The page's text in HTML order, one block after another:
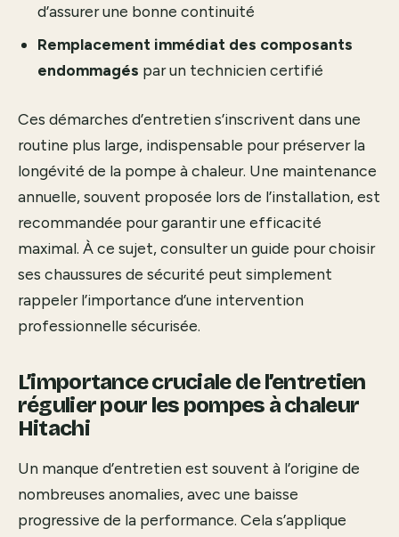
d’assurer une bonne continuité
Remplacement immédiat des composants
endommagés par un technicien certifié
Ces démarches d’entretien s’inscrivent dans une
routine plus large, indispensable pour préserver la
longévité de la pompe à chaleur. Une maintenance
annuelle, souvent proposée lors de l’installation, est
recommandée pour garantir une efficacité
maximal. À ce sujet, consulter un guide pourchoisir
ses chaussures de sécurité peut simplement
rappeler l’importance d’une intervention
professionnelle sécurisée.
L’importance cruciale de l’entretien
régulier pour les pompes à chaleur
Hitachi
Un manque d’entretien est souvent à l’origine de
nombreuses anomalies, avec une baisse
progressive de la performance. Cela s’applique